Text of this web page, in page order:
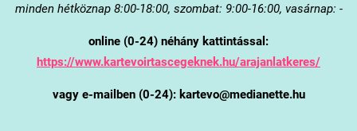
minden hétköznap 8:00-18:00, szombat: 9:00-16:00, vasárnap: -
online (0-24) néhány kattintással:
https://www.kartevoirtascegeknek.hu/arajanlatkeres/
vagy e-mailben (0-24): kartevo@medianette.hu